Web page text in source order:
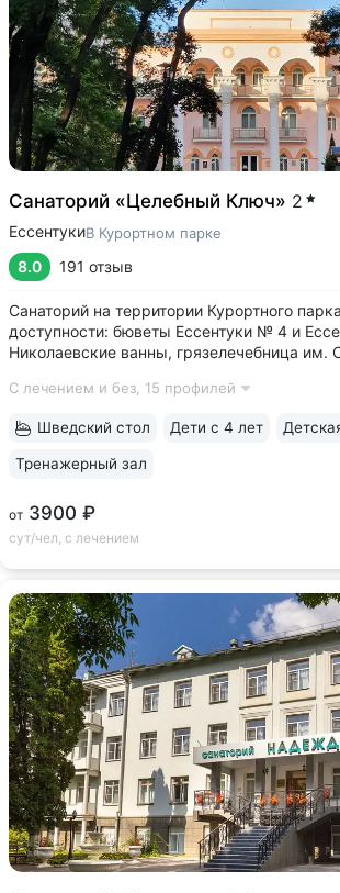
Санаторий «Целебный Ключ» 2
ЕссентукиВ Курортном парке
8.0 191 отзыв
Санаторий на территории Курортного
доступности: бюветы Ессентуки № 4 и
Николаевские ванны, грязелечебница им.
номеров с базовым комфортом. Хороший
С лечением и без, 15 профилей
от 3900 ₽
сут/чел, с лечением
Шведский стол Дети с 4 лет
Тренажерный зал